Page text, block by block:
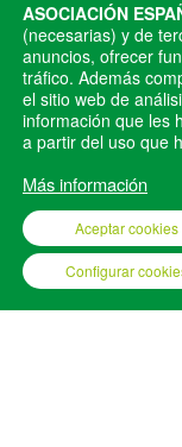
OCT
13
2021
una
media como Lleida.
ASOCIACIÓN
(necesarias) y de
anuncios, ofrecer
tráfico. Además
el sitio web de
información que les
a partir del uso que
Más información
Aceptar cookies
Configurar